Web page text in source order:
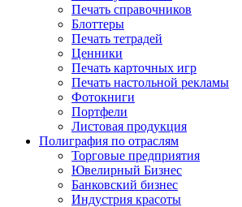
Печать справочников
Блоттеры
Печать тетрадей
Ценники
Печать карточных игр
Печать настольной рекламы
Фотокниги
Портфели
Листовая продукция
Полиграфия по отраслям
Торговые предприятия
Ювелирный Бизнес
Банковский бизнес
Индустрия красоты